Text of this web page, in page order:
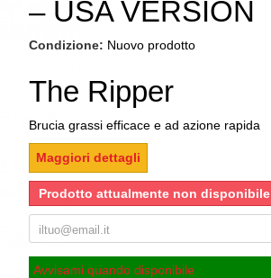
– USA VERSION
Condizione: Nuovo prodotto
The Ripper
Brucia grassi efficace e ad azione rapida
Maggiori dettagli
Prodotto attualmente non disponibile
Avvisami quando disponibile